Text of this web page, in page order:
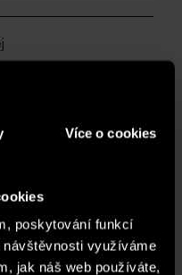
Více o cookies
poskytování funkcí
využíváme
jak náš web používáte,
|L- lodžie |